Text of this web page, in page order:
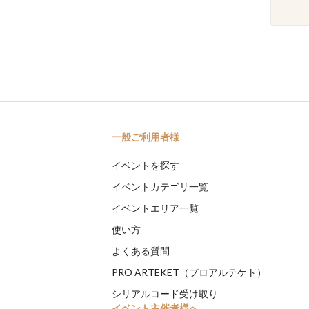
一般ご利用者様
イベントを探す
イベントカテゴリ一覧
イベントエリア一覧
使い方
よくある質問
PRO ARTEKET（プロアルテケト）
シリアルコード受け取り